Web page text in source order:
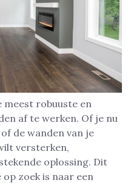
meest robuuste en
af te werken. Of je nu
de wanden van je
versterken,
oplossing. Dit
zoek is naar een